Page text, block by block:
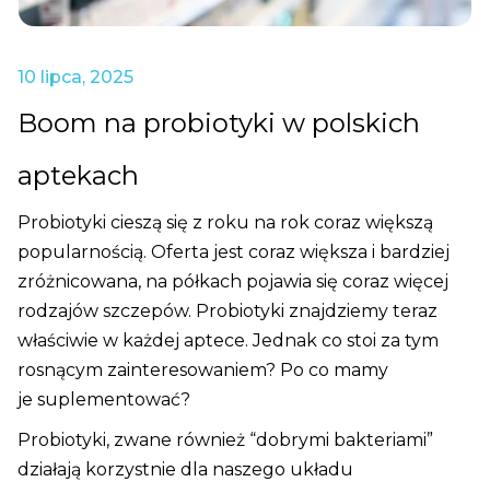
10 lipca, 2025
Boom na probiotyki w polskich
aptekach
Probiotyki cieszą się z roku na rok coraz większą
popularnością. Oferta jest coraz większa i bardziej
zróżnicowana, na półkach pojawia się coraz więcej
rodzajów szczepów. Probiotyki znajdziemy teraz
właściwie w każdej aptece.Jednak co stoi za tym
rosnącym zainteresowaniem? Po co mamy
je suplementować?
Probiotyki, zwane również “dobrymi bakteriami”
działają korzystnie dla naszego układu